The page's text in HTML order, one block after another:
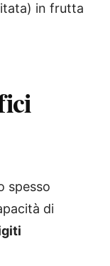
in frutta
spesso
di